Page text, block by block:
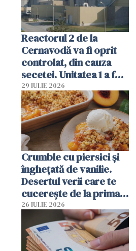
Reactorul 2 de la
Cernavodă va fi oprit
controlat, din cauza
secetei. Unitatea 1 a fost
deja oprită
29 IULIE 2026
Crumble cu piersici și
înghețată de vanilie.
Desertul verii care te
cucerește de la prima
lingură
26 IULIE 2026